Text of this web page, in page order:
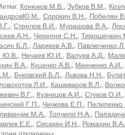
Конюков М.В., Зубков В.М.,
, Сорокин В.Н., Побелян
, Стрелов В.И., Мурашова В.А.,
А.Н., Черепня С.Н., Тимошечкин
Б.Л., Лариков А.В., Павлюченко
Ю.В., Нечаев Ю.И., Валуев А.Д.,
В.А., Куценко А.В., Минченко А.И.
, Буковский Б.Л., Львова Н.Н.,
Л.И., Кашеваров В.Л.,
В.Г., Кузнецов А.И., Стуков О.И.
Г.П., Чичкова Е.П.,
М.А., Топчило Н.А.,
Е.Е., Сисакян И.Н., Ромахин В.А.
котключены